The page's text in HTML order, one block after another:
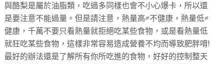
與酪梨是屬於油脂類，吃過多同樣也會不小心爆卡，所以還
是要注意不能過量。但是請注意，熱量高≠不健康，熱量低≠
健康，千萬不要只看熱量就拒絕吃某些食物，或是看熱量低
就狂吃某些食物，這樣非常容易造成營養不均而導致肥胖唷!
最好的辦法還是了解所有你所吃進的食物，好好的控制整天